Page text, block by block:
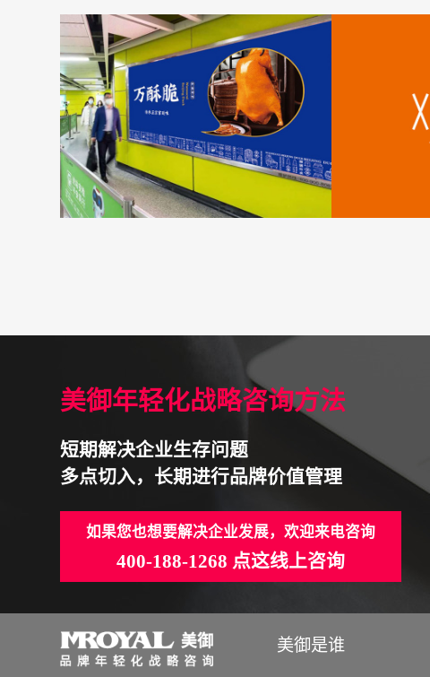
美御年轻化战略咨询方法
短期解决企业生存问题
多点切入，长期进行品牌价值管理
如果您也想要解决企业发展，欢迎来电咨询
400-188-1268 点这线上咨询
美御是谁